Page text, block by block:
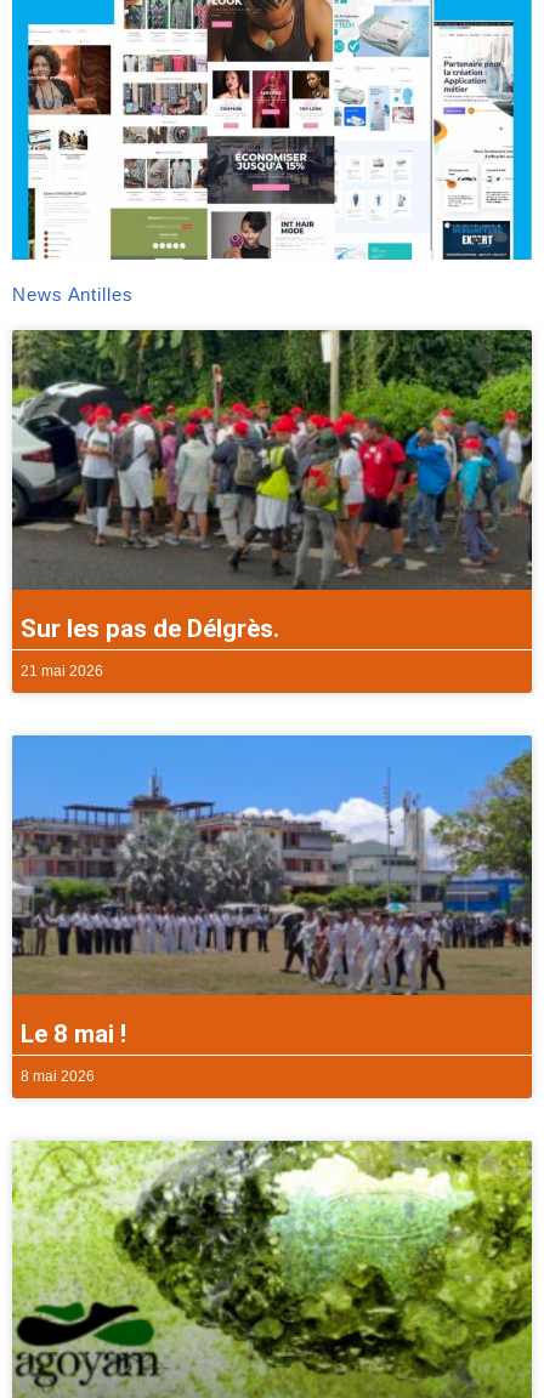
News Antilles
Sur les pas de Délgrès.
21 mai 2026
Le 8 mai !
8 mai 2026